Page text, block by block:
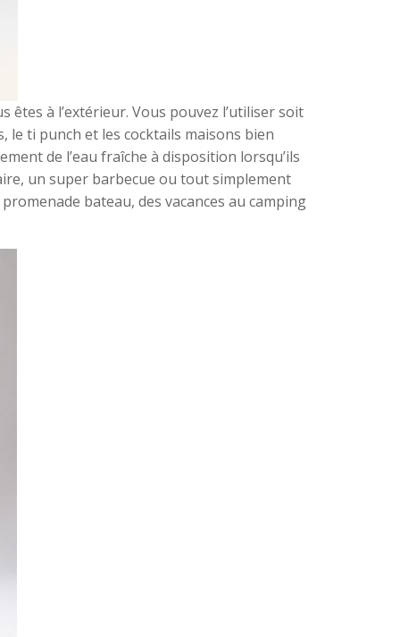
à l’extérieur. Vous pouvez l’utiliser soit
le ti punch et les cocktails maisons bien
de l’eau fraîche à disposition lorsqu’ils
un super barbecue ou tout simplement
bateau, des vacances au camping